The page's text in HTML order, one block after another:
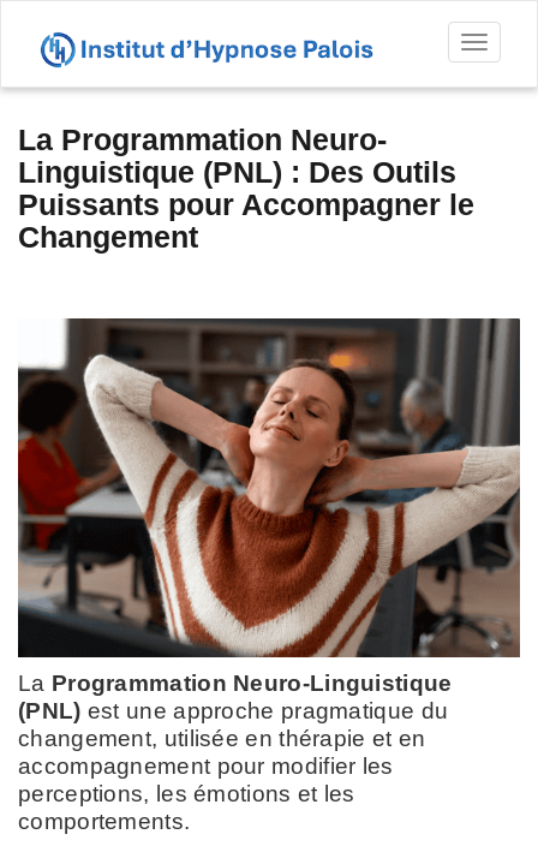
La Programmation Neuro-
Linguistique (PNL) : Des Outils
Puissants pour Accompagner le
Changement
La Programmation Neuro-Linguistique
(PNL) est une approche pragmatique du
changement, utilisée en thérapie et en
accompagnement pour modifier les
perceptions, les émotions et les
comportements.